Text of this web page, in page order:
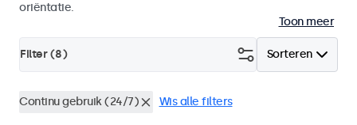
oriëntatie.
Toon meer
Sorteren
Filter (8)
Continu gebruik (24/7) Wis alle filters